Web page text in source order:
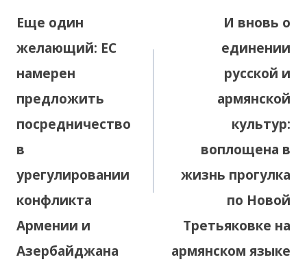
записям
Еще один
желающий: ЕС
намерен
предложить
посредничество
в
урегулировании
конфликта
Армении и
Азербайджана
И вновь о
единении
русской и
армянской
культур:
воплощена в
жизнь прогулка
по Новой
Третьяковке на
армянском языке